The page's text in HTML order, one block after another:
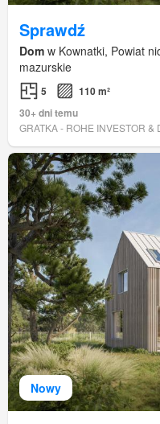
Sprawdź
Dom w Kownatki, Powiat
mazurskie
5
110 m²
30+ dni temu
GRATKA - ROHE INVESTOR &
Nowy